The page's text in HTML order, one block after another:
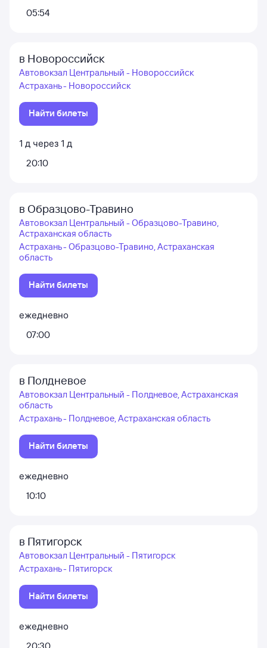
05:54
в Новороссийск
Автовокзал Центральный - Новороссийск
Астрахань - Новороссийск
Найти билеты
1 д через 1 д
20:10
в Образцово-Травино
Автовокзал Центральный - Образцово-Травино,
Астраханская область
Астрахань - Образцово-Травино, Астраханская
область
Найти билеты
ежедневно
07:00
в Полдневое
Автовокзал Центральный - Полдневое, Астраханская
область
Астрахань - Полдневое, Астраханская область
Найти билеты
ежедневно
10:10
в Пятигорск
Автовокзал Центральный - Пятигорск
Астрахань - Пятигорск
Найти билеты
ежедневно